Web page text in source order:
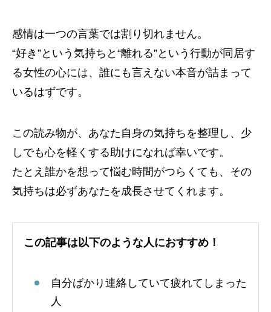
感情は一つの言葉では割り切れません。
“好き”という気持ちと“離れる”という行動が同居す
る女性の心には、誰にも言えない本音が詰まって
いるはずです。
この読み物が、あなた自身の気持ちを整理し、少
しでも心を軽くする助けになれば幸いです。
たとえ誰かを想って悩む時間がつらくても、その
気持ちは必ずあなたを成長させてくれます。
この記事は以下のような人におすすめ！
自分ばかり連絡していて疲れてしまった
人